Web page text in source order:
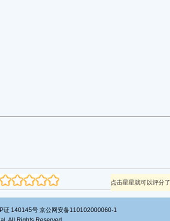
点击星星就可以评分了
证 140145号 京公网安备110102000060-1